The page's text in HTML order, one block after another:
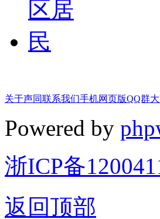
关于声同联系我们手机网页版QQ群
Powered by
浙ICP备
返回顶部